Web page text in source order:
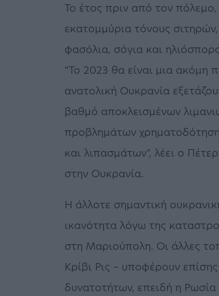
Το έτος πριν από τον
εκατομμύρια τόνους
φασόλια, σόγια και
“Το 2023 θα είναι μια ακόμη
ανατολική Ουκρανία
βαθμό αποκλεισμένων
προβλημάτων
και λιπασμάτων”, λέει ο
στην Ουκρανία.
Η άλλοτε σημαντική
ικανότητα λόγω της
στη Μαριούπολη. Οι άλλες
Κρίβι Ρις – υποφέρουν
δυνατοτήτων, επειδή η Ρωσία